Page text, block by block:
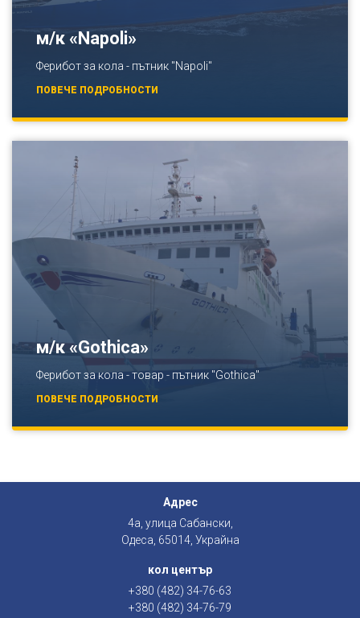
м/к «Napoli»
Ферибот за кола - пътник "Napoli"
ПОВЕЧЕ ПОДРОБНОСТИ
м/к «Gothica»
Ферибот за кола - товар - пътник "Gothica"
ПОВЕЧЕ ПОДРОБНОСТИ
Адрес
4а, улица Сабански,
Одеса, 65014, Украйна
кол център
+380 (482) 34-76-63
+380 (482) 34-76-79